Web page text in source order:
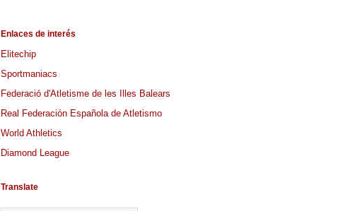
Enlaces de interés
Elitechip
Sportmaniacs
Federació d'Atletisme de les Illes Balears
Real Federación Española de Atletismo
World Athletics
Diamond League
Translate